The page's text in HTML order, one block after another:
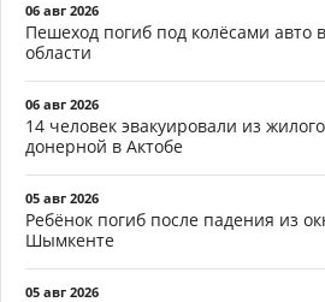
06 авг 2026
Пешеход погиб под колёсами авто
области
06 авг 2026
14 человек эвакуировали из
донерной в Актобе
05 авг 2026
Ребёнок погиб после падения из
Шымкенте
05 авг 2026